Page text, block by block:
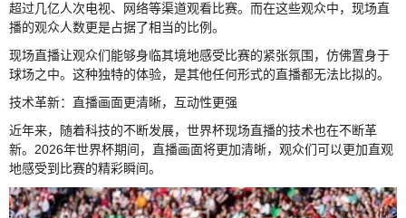
超过几亿人次电视、网络等渠道观看比赛。而在这些观众中，现场直
播的观众人数更是占据了相当的比例。
现场直播让观众们能够身临其境地感受比赛的紧张氛围，仿佛置身于
球场之中。这种独特的体验，是其他任何形式的直播都无法比拟的。
技术革新：直播画面更清晰，互动性更强
近年来，随着科技的不断发展，世界杯现场直播的技术也在不断革
新。2026年世界杯期间，直播画面将更加清晰，观众们可以更加直观
地感受到比赛的精彩瞬间。